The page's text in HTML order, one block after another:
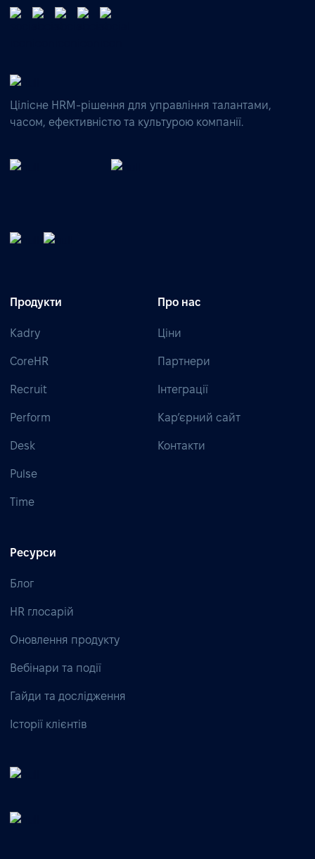
Цілісне HRM-рішення для управління талантами,
часом, ефективністю та культурою компанії.
Продукти
Kadry
CoreHR
Recruit
Perform
Desk
Pulse
Time
Про нас
Ціни
Партнери
Інтеграції
Кар’єрний сайт
Контакти
Ресурси
Блог
HR глосарій
Оновлення продукту
Вебінари та події
Гайди та дослідження
Історії клієнтів